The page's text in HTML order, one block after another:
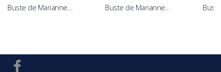
Buste de Marianne... Buste de Marianne...